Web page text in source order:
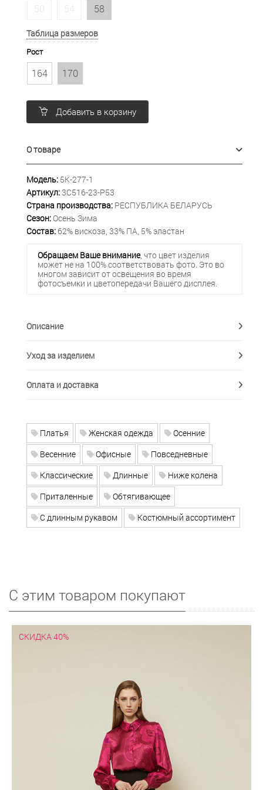
50 54 58
Таблица размеров
Рост
164 170
Добавить в корзину
О товаре
Модель: 5К-277-1
Артикул:3С516-23-Р53
Страна производства: РЕСПУБЛИКА БЕЛАРУСЬ
Сезон:Осень Зима
Состав: 62% вискоза, 33% ПА, 5% эластан
Обращаем Ваше внимание, что цвет изделия
может не на 100% соответствовать фото. Это во
многом зависит от освещения во время
фотосъемки и цветопередачи Вашего дисплея.
Описание
Уход за изделием
Оплата и доставка
Платья Женская одежда
Осенние
Весенние
Офисные
Повседневные
Классические
Длинные
Ниже колена
Приталенные
Обтягивающее
С длинным рукавом
Костюмный ассортимент
С этим товаром покупают
СКИДКА 40%